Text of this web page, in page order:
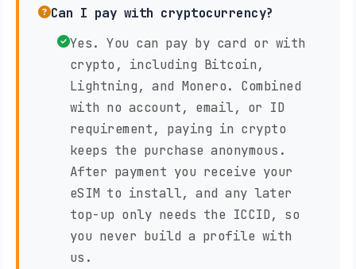
Can I pay with cryptocurrency?
Yes. You can pay by card or with
crypto, including Bitcoin,
Lightning, and Monero. Combined
with no account, email, or ID
requirement, paying in crypto
keeps the purchase anonymous.
After payment you receive your
eSIM to install, and any later
top-up only needs the ICCID, so
you never build a profile with
us.